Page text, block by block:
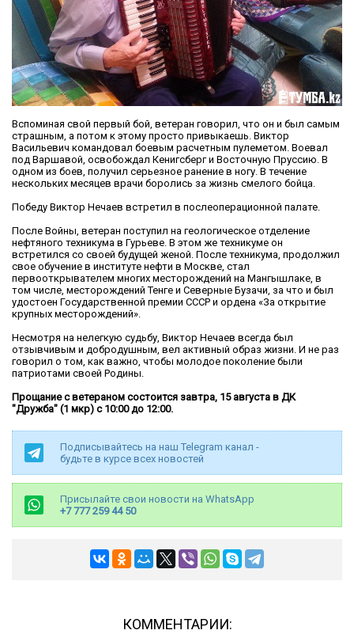
Вспоминая свой первый бой, ветеран говорил, что он и был самым
страшным, а потом к этому просто привыкаешь. Виктор
Васильевич командовал боевым расчетным пулеметом. Воевал
под Варшавой, освобождал Кенигсберг и Восточную Пруссию. В
одном из боев, получил серьезное ранение в ногу. В течение
нескольких месяцев врачи боролись за жизнь смелого бойца.
Победу Виктор Нечаев встретил в послеоперационной палате.
После Войны, ветеран поступил на геологическое отделение
нефтяного техникума в Гурьеве. В этом же техникуме он
встретился со своей будущей женой. После техникума, продолжил
свое обучение в институте нефти в Москве, стал
первооткрывателем многих месторождений на Мангышлаке, в
том числе, месторождений Тенге и Северные Бузачи, за что и был
удостоен Государственной премии СССР и ордена «За открытие
крупных месторождений».
Несмотря на нелегкую судьбу, Виктор Нечаев всегда был
отзывчивым и добродушным, вел активный образ жизни. И не раз
говорил о том, как важно, чтобы молодое поколение были
патриотами своей Родины.
Прощание с ветераном состоится завтра, 15 августа в ДК
"Дружба" (1 мкр) с 10:00 до 12:00.
Подписывайтесь на наш Telegram канал -
будьте в курсе всех новостей
Присылайте свои новости на WhatsApp
+7 777 259 44 50
КОММЕНТАРИИ: